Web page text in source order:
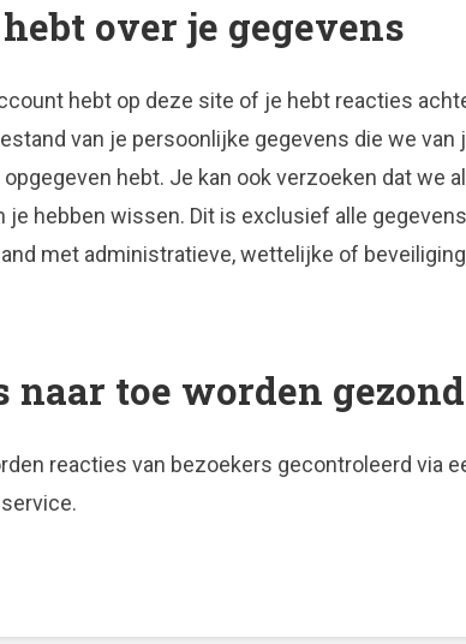
over je gegevens
hebt op deze site of je hebt reacties
van je persoonlijke gegevens die we van
hebt. Je kan ook verzoeken dat we
je hebben wissen. Dit is exclusief alle
met administratieve, wettelijke of
naar toe worden
reacties van bezoekers gecontroleerd via